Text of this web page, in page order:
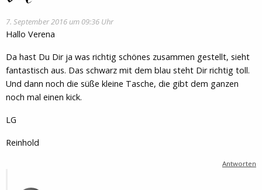
7. September 2016 um 09:36 Uhr
Hallo Verena
Da hast Du Dir ja was richtig schönes zusammen gestellt, sieht
fantastisch aus. Das schwarz mit dem blau steht Dir richtig toll.
Und dann noch die süße kleine Tasche, die gibt dem ganzen
noch mal einen kick.
LG
Reinhold
Antworten